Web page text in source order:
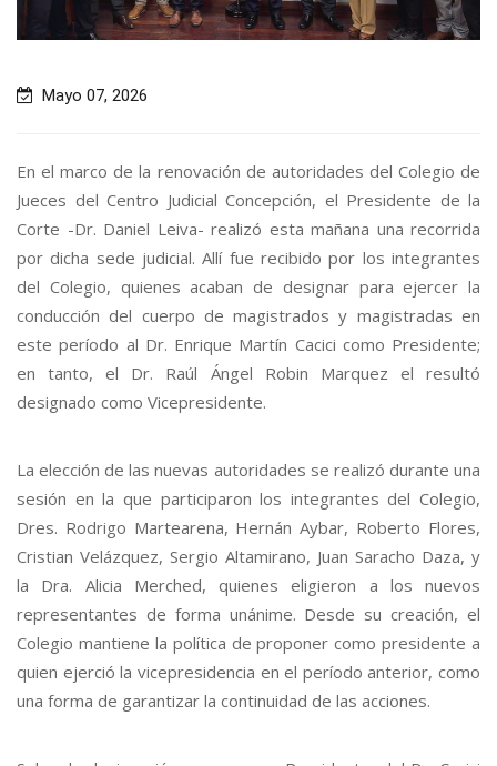
Mayo 07, 2026
En el marco de la renovación de autoridades del Colegio de
Jueces del Centro Judicial Concepción, el Presidente de la
Corte -Dr. Daniel Leiva- realizó esta mañana una recorrida
por dicha sede judicial. Allí fue recibido por los integrantes
del Colegio, quienes acaban de designar para ejercer la
conducción del cuerpo de magistrados y magistradas en
este período al Dr. Enrique Martín Cacici como Presidente;
en tanto, el Dr. Raúl Ángel Robin Marquez el resultó
designado como Vicepresidente.
La elección de las nuevas autoridades se realizó durante una
sesión en la que participaron los integrantes del Colegio,
Dres. Rodrigo Martearena, Hernán Aybar, Roberto Flores,
Cristian Velázquez, Sergio Altamirano, Juan Saracho Daza, y
la Dra. Alicia Merched, quienes eligieron a los nuevos
representantes de forma unánime. Desde su creación, el
Colegio mantiene la política de proponer como presidente a
quien ejerció la vicepresidencia en el período anterior, como
una forma de garantizar la continuidad de las acciones.